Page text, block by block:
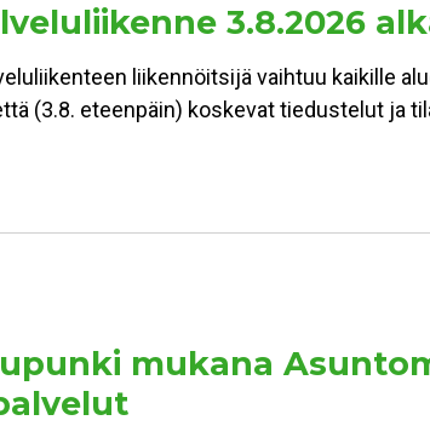
3.8.2026
liikennöitsijä vaihtuu kaikille
(3.8. eteenpäin) koskevat tiedustelut ja
mukana